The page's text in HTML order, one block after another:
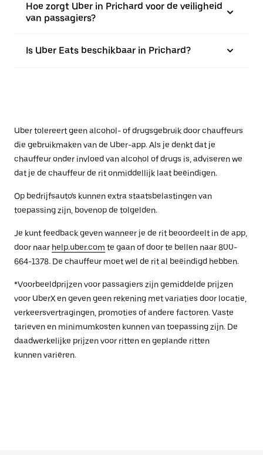
Hoe zorgt Uber in Prichard voor de veiligheid
van passagiers?
Is Uber Eats beschikbaar in Prichard?
Uber tolereert geen alcohol- of drugsgebruik door chauffeurs
die gebruikmaken van de Uber-app. Als je denkt dat je
chauffeur onder invloed van alcohol of drugs is, adviseren we
dat je de chauffeur de rit onmiddellijk laat beëindigen.
Op bedrijfsauto's kunnen extra staatsbelastingen van
toepassing zijn, bovenop de tolgelden.
Je kunt feedback geven wanneer je de rit beoordeelt in de app,
door naar help.uber.com te gaan of door te bellen naar 800-
664-1378. De chauffeur moet wel de rit al beëindigd hebben.
*Voorbeeldprijzen voor passagiers zijn gemiddelde prijzen
voor UberX en geven geen rekening met variaties door locatie,
verkeersvertragingen, promoties of andere factoren. Vaste
tarieven en minimumkosten kunnen van toepassing zijn. De
daadwerkelijke prijzen voor ritten en geplande ritten
kunnen variëren.